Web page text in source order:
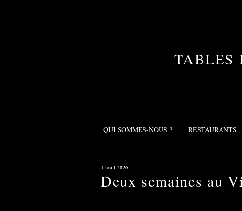
TABLES
QUI SOMMES-NOUS ? RESTAURANTS
1 août 2026
Deux semaines au